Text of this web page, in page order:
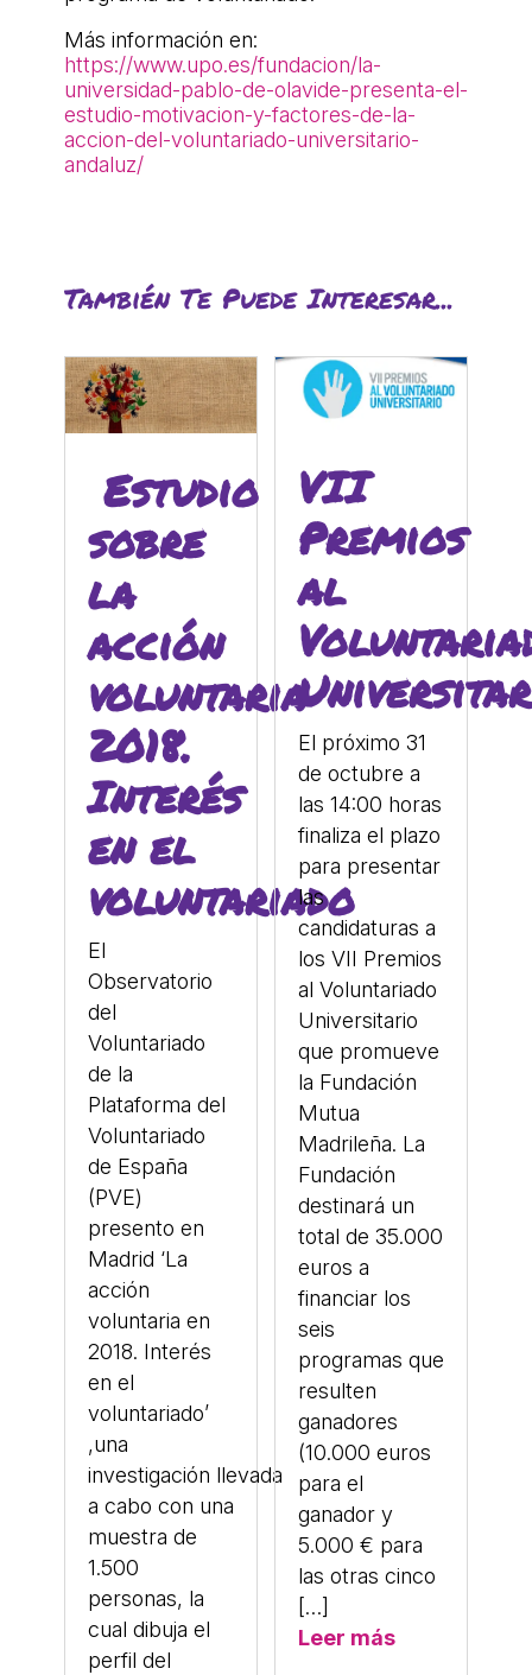
Más información en:
https://www.upo.es/fundacion/la-
universidad-pablo-de-olavide-presenta-el-
estudio-motivacion-y-factores-de-la-
accion-del-voluntariado-universitario-
andaluz/
También Te Puede Interesar...
Estudio
sobre
la
acción
voluntaria
2018.
Interés
en el
voluntariado
El
Observatorio
del
Voluntariado
de la
Plataforma del
Voluntariado
de España
(PVE)
presento en
Madrid ‘La
acción
voluntaria en
2018. Interés
en el
voluntariado’
,una
investigación llevada
a cabo con una
muestra de
1.500
personas, la
cual dibuja el
perfil del
VII
Premios
al
El próximo 31
de octubre a
las 14:00 horas
finaliza el plazo
para presentar
las
candidaturas a
los VII Premios
al Voluntariado
Universitario
que promueve
la Fundación
Mutua
Madrileña. La
Fundación
destinará un
total de 35.000
euros a
financiar los
seis
programas que
resulten
ganadores
(10.000 euros
para el
ganador y
5.000 € para
las otras cinco
[…]
Leer más